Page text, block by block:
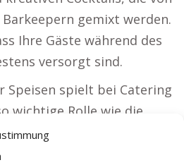
gemixt werden.
Ihre Gäste während des
versorgt sind.
Speisen spielt bei Catering
wichtige Rolle wie die
wird nicht nur mit Blick
auch auf visuelle